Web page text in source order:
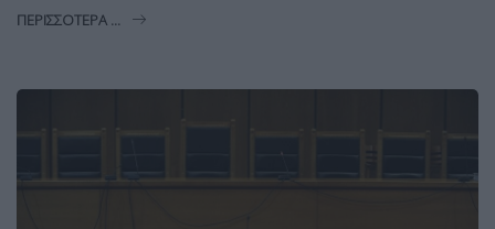
ΠΕΡΙΣΣΌΤΕΡΑ ...